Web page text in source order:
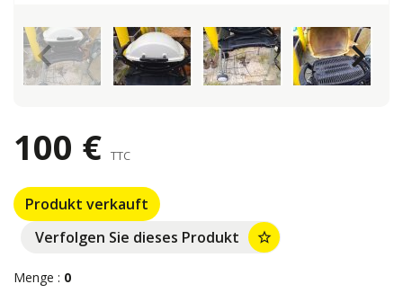
keyboard_arrow_left keyboard_arrow_right
100 € TTC
Produkt verkauft
Verfolgen Sie dieses Produkt
star_border
Menge : 0